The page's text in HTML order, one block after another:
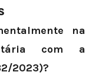
na
com a
2023)?